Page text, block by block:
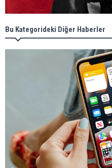
Bu Kategorideki Diğer Haberler